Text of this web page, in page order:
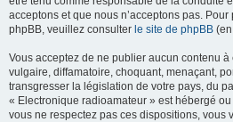
acceptons et que nous n’acceptons pas.
phpBB, veuillez consulter le site de phpBB
Vous acceptez de ne publier aucun contenu
vulgaire, diffamatoire, choquant, menaçant,
transgresser la législation de votre pays, du
« Electronique radioamateur » est hébergé
vous ne respectez pas ces dispositions, vous